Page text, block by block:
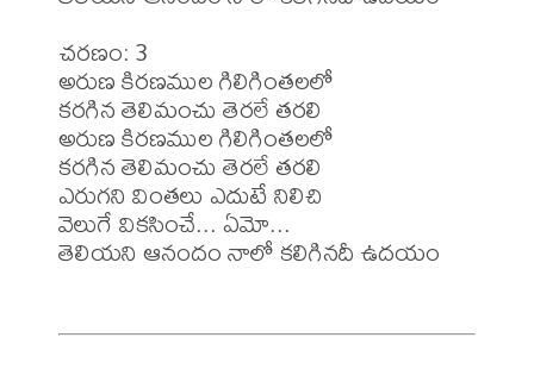
చరణం: 3
అరుణ కిరణముల గిలిగింతలలో
కరగిన తెలిమంచు తెరలే తరలి
అరుణ కిరణముల గిలిగింతలలో
కరగిన తెలిమంచు తెరలే తరలి
ఎరుగని వింతలు ఎదుటే నిలిచి
వెలుగే వికసించే... ఏమో...
తెలియని ఆనందం నాలో కలిగినదీ ఉదయం